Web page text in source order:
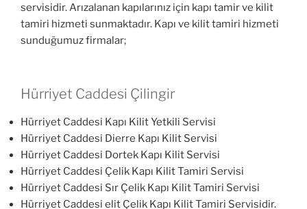
servisidir. Arızalanan kapılarınız için kapı tamir ve kilit
tamiri hizmeti sunmaktadır. Kapı ve kilit tamiri hizmeti
sunduğumuz firmalar;
Hürriyet Caddesi Çilingir
Hürriyet Caddesi Kapı Kilit Yetkili Servisi
Hürriyet Caddesi Dierre Kapı Kilit Servisi
Hürriyet Caddesi Dortek Kapı Kilit Servisi
Hürriyet Caddesi Çelik Kapı Kilit Tamiri Servisi
Hürriyet Caddesi Sır Çelik Kapı Kilit Tamiri Servisi
Hürriyet Caddesi elit Çelik Kapı Kilit Tamiri Servisidir.